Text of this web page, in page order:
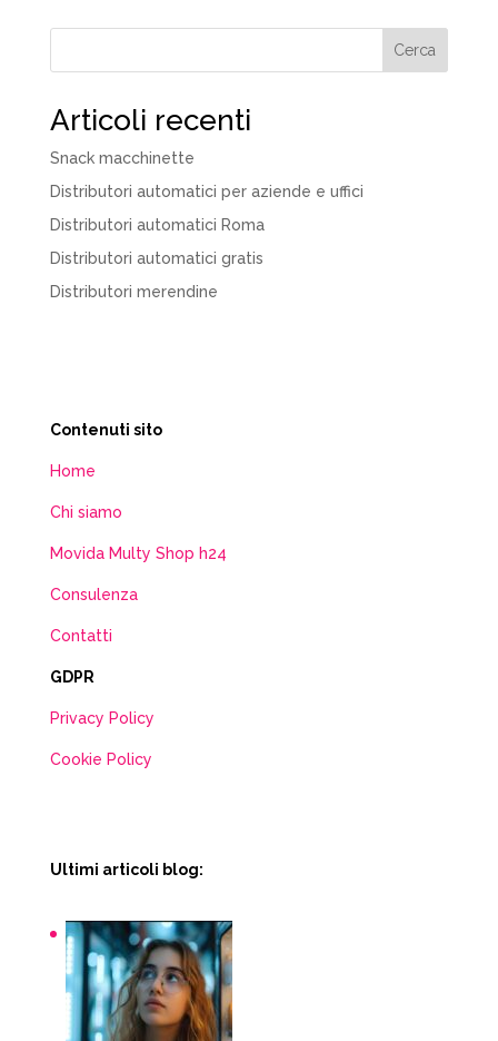
Cerca
Articoli recenti
Snack macchinette
Distributori automatici per aziende e uffici
Distributori automatici Roma
Distributori automatici gratis
Distributori merendine
Contenuti sito
Home
Chi siamo
Movida Multy Shop h24
Consulenza
Contatti
GDPR
Privacy Policy
Cookie Policy
Ultimi articoli blog: